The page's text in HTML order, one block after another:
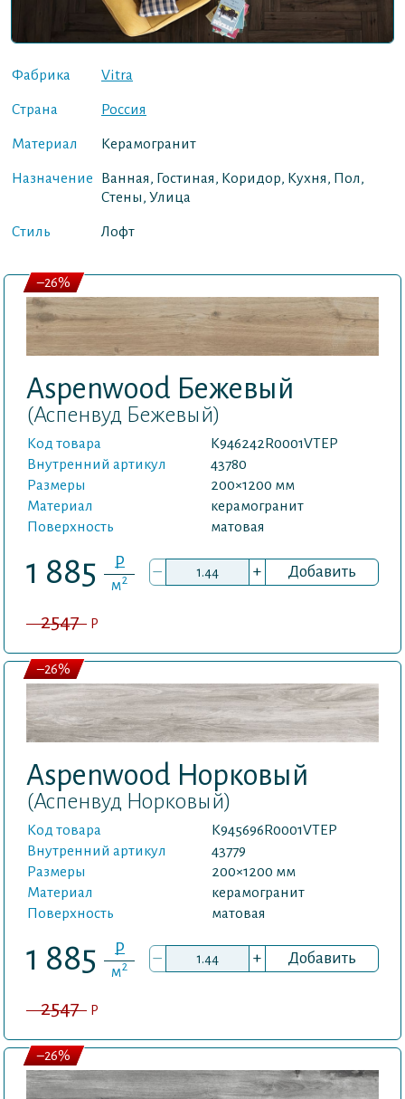
Фабрика Vitra
Страна Россия
Материал Керамогранит
Назначение
Ванная, Гостиная, Коридор, Кухня, Пол,
Стены, Улица
Стиль Лофт
Aspenwood Бежевый
(Аспенвуд Бежевый)
Код товара
K946242R0001VTEP
Внутренний артикул
43780
Размеры
200×1200 мм
Материал
керамогранит
Поверхность
матовая
1 885 P
м2 – + Добавить
2547 P
–26%
Aspenwood Норковый
(Аспенвуд Норковый)
Код товара
K945696R0001VTEP
Внутренний артикул
43779
Размеры
200×1200 мм
Материал
керамогранит
Поверхность
матовая
1 885 P
м2 – + Добавить
2547 P
–26%
–26%